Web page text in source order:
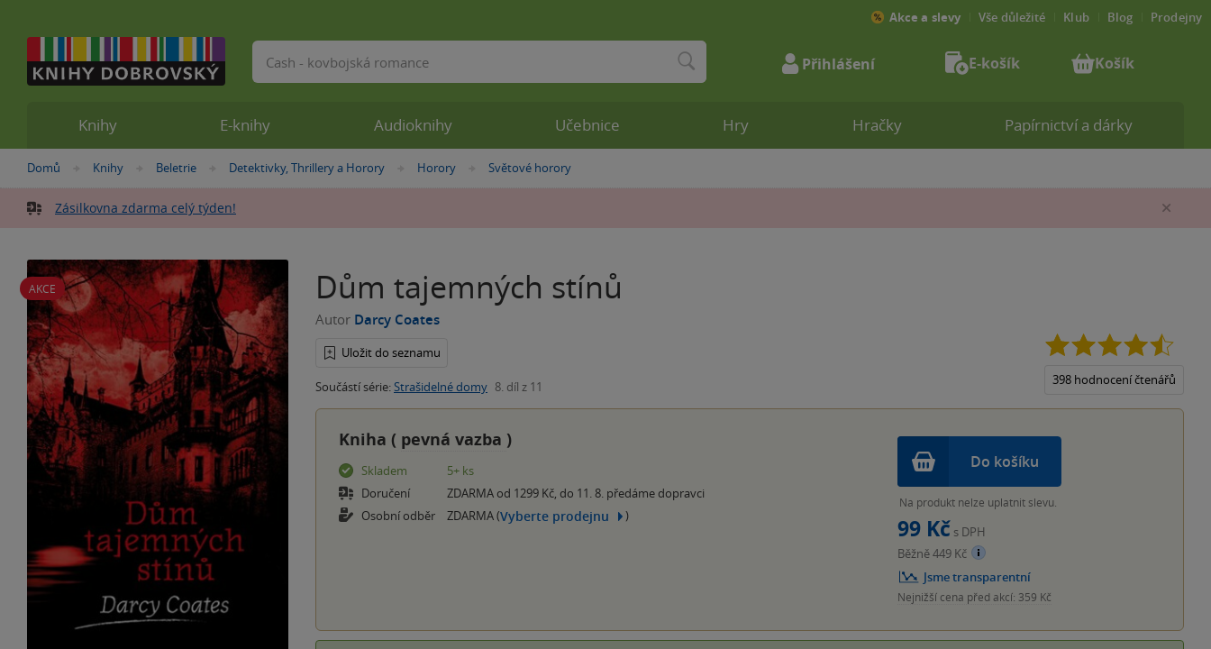
Nacházíte
zde:
Domů »
Knihy »
Beletrie »
Detektivky, Thrillery a Horory »Horory »
Světové horory
Zásilkovna zdarma celý týden!
AKCE Dům tajemných stínů
Autor Darcy Coates
Uložit do seznamu
Součástí série:Strašidelné domy 8. díl z 11
5
398 hodnocení čtenářů
Kniha ( pevná vazba )
Skladem
5+ ks
Doručení
ZDARMA od 1299 Kč, do 11. 8. předáme dopravci
Osobní odběr
ZDARMA (Vyberte prodejnu )
Do košíku
Na produkt nelze uplatnit slevu.
99 Kč s DPH
Běžně 449 Kč
Jsme transparentní
Nejnižší cena před akcí: 359 Kč
Knihy E-knihy Audioknihy Učebnice Hry Hračky Papírnictví a dárky
Akce a slevy Vše důležité Klub Blog Prodejny
Vyhledávání Přihlášení E-košík Košík